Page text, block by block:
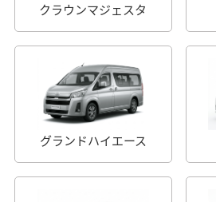
クラウンマジェスタ
グランドハイエース